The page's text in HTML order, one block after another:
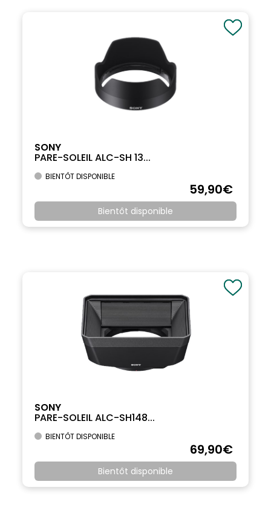
SONY
PARE-SOLEIL ALC-SH 13...
BIENTÔT DISPONIBLE
59,90€
Bientôt disponible
SONY
PARE-SOLEIL ALC-SH148...
BIENTÔT DISPONIBLE
69,90€
Bientôt disponible